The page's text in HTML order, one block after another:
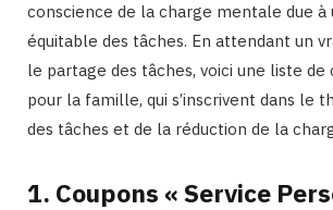
conscience de la charge mentale due à
équitable des tâches. En attendant un
le partage des tâches, voici une liste de
pour la famille, qui s’inscrivent dans le
des tâches et de la réduction de la
1. Coupons « Service